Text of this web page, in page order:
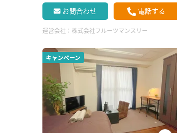
お問合わせ 電話する
運営会社： 株式会社フルーツマンスリー
キャンペーン